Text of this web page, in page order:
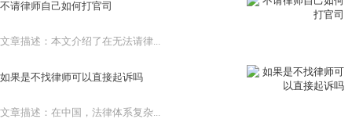
不请律师自己如何打官司
文章描述：本文介绍了在无法请律...
如果是不找律师可以直接起诉吗
文章描述：在中国，法律体系复杂...